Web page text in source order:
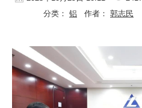
科技
镁钛
地矿 建设
分类： 铝 作者： 郭志民